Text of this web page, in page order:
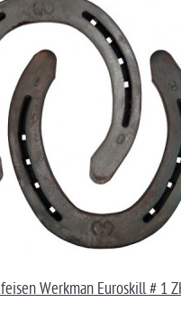
Werkman Euroskill # 1